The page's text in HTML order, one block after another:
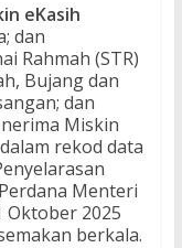
eKasih
dan
Rahmah (STR)
Bujang dan
dan
Miskin
rekod data
Menteri
Oktober 2025
berkala.